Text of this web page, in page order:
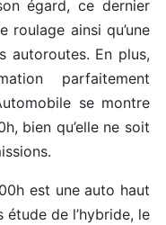
égard, ce dernier
ainsi qu’une
autoroutes. En plus,
parfaitement
se montre
bien qu’elle ne soit
est une auto haut
de l’hybride, le